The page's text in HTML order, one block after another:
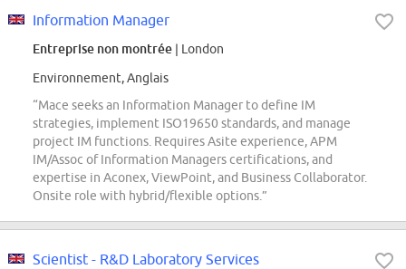
Information Manager
Entreprise non montrée | London
Environnement, Anglais
“Mace seeks an Information Manager to define IM
strategies, implement ISO19650 standards, and manage
project IM functions. Requires Asite experience, APM
IM/Assoc of Information Managers certifications, and
expertise in Aconex, ViewPoint, and Business Collaborator.
Onsite role with hybrid/flexible options.”
Scientist - R&D Laboratory Services